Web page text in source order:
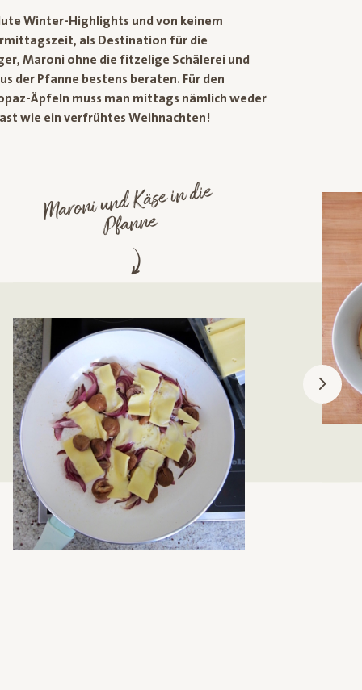
Winter-Highlights und von keinem
als Destination für die
Maroni ohne die fitzelige Schälerei und
der Pfanne bestens beraten. Für den
Äpfeln muss man mittags nämlich weder
wie ein verfrühtes Weihnachten!
Maroni und Käse in die
Pfanne